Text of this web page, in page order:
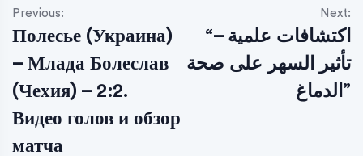
Previous:
Полесье (Украина)
– Млада Болеслав
(Чехия) – 2:2.
Видео голов и обзор
матча
Next:
“اكتشافات علمية –
تأثير السهر على صحة
الدماغ”